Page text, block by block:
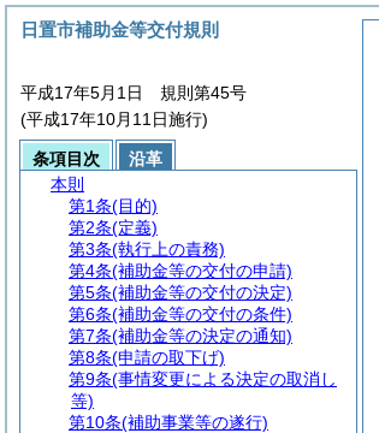
日置市補助金等交付規則
平成17年5月1日 規則第45号
(平成17年10月11日施行)
条項目次
沿革
本則
第1条(目的)
第2条(定義)
第3条(執行上の責務)
第4条(補助金等の交付の申請)
第5条(補助金等の交付の決定)
第6条(補助金等の交付の条件)
第7条(補助金等の決定の通知)
第8条(申請の取下げ)
第9条(事情変更による決定の取消し
等)
第10条(補助事業等の遂行)